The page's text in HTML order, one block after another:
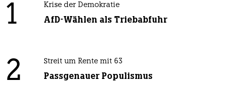
1 Krise der Demokratie
AfD-Wählen als Triebabfuhr
2 Streit um Rente mit 63
Passgenauer Populismus